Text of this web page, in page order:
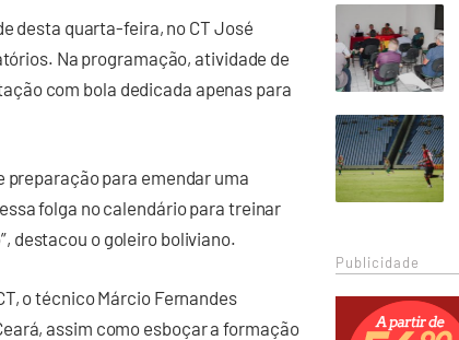
desta quarta-feira, no CT José
Na programação, atividade de
com bola dedicada apenas para
preparação para emendar uma
folga no calendário para treinar
destacou o goleiro boliviano.
o técnico Márcio Fernandes
assim como esboçar a formação
Publicidade